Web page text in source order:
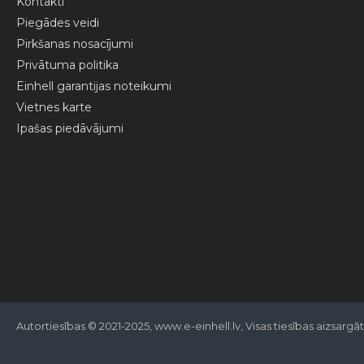
Piegādes veidi
Pirkšanas nosacījumi
Privātuma politika
Einhell garantijas noteikumi
Vietnes karte
Ipašas piedāvājumi
Autortiesības © 2021-2025, www.e-einhell.lv, Visas tiesības